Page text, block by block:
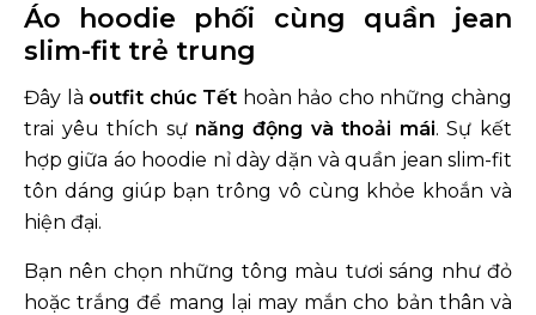
Áo hoodie phối cùng quần jean
slim-fit trẻ trung
Đây là outfit chúc Tết hoàn hảo cho những chàng
trai yêu thích sựnăng động và thoải mái. Sự kết
hợp giữa áo hoodie nỉ dày dặn và quần jean slim-fit
tôn dáng giúp bạn trông vô cùng khỏe khoắn và
hiện đại.
Bạn nên chọn những tông màu tươi sáng như đỏ
hoặc trắng để mang lại may mắn cho bản thân và